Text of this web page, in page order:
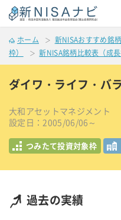
ホーム 新NISAおすすめ銘柄
枠）
新NISA銘柄比較表（成長
ダイワ・ライフ・バ
大和アセットマネジメント
設定日：2005/06/06～
つみたて投資対象枠
過去の実績